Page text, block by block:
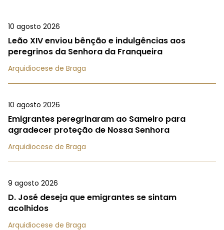
10 agosto 2026
Leão XIV enviou bênção e indulgências aos
peregrinos da Senhora da Franqueira
Arquidiocese de Braga
10 agosto 2026
Emigrantes peregrinaram ao Sameiro para
agradecer proteção de Nossa Senhora
Arquidiocese de Braga
9 agosto 2026
D. José deseja que emigrantes se sintam
acolhidos
Arquidiocese de Braga